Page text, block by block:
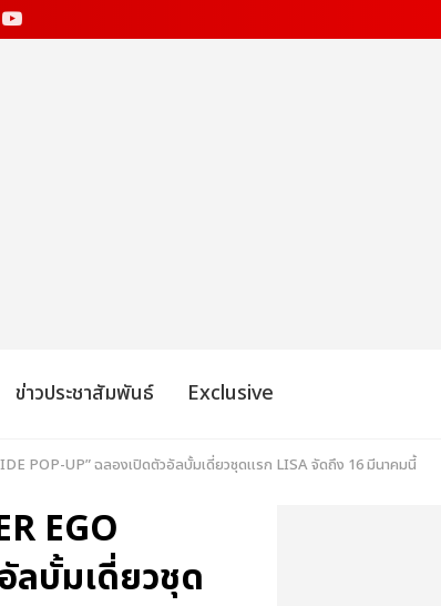
ข่าวประชาสัมพันธ์ Exclusive
POP-UP” ฉลองเปิดตัวอัลบั้มเดี่ยวชุดแรก LISA จัดถึง 16 มีนาคมนี้
EGO
ลบั้มเดี่ยวชุด